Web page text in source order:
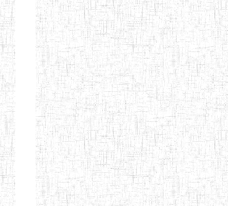
Début Préc. 4 5 6 7 8
9
13
Suivant Fin
Etablissements
d'enseignement
secondaire
technique